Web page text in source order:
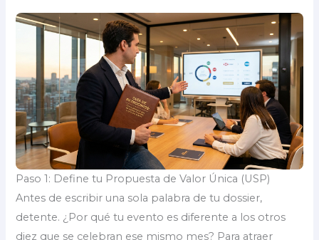
Paso 1: Define tu Propuesta de Valor Única (USP)
Antes de escribir una sola palabra de tu dossier,
detente. ¿Por qué tu evento es diferente a los otros
diez que se celebran ese mismo mes? Para atraer